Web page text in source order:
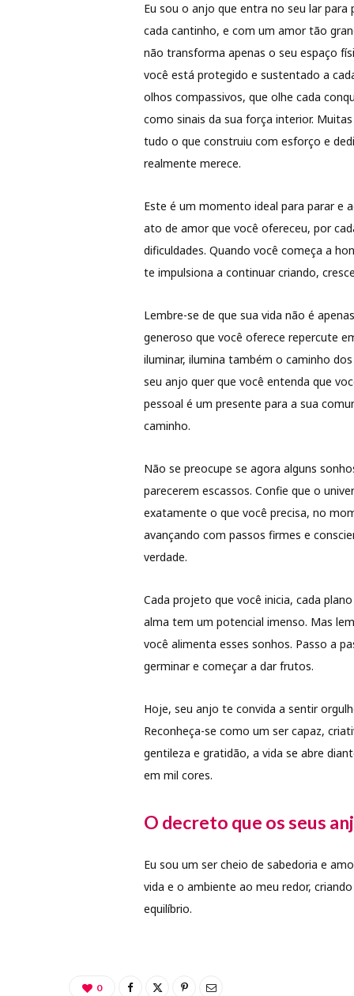
Eu sou o anjo que entra no seu lar para
cada cantinho, e com um amor tão
não transforma apenas o seu espaço
você está protegido e sustentado a
olhos compassivos, que olhe cada
como sinais da sua força interior.
tudo o que construiu com esforço e
realmente merece.
Este é um momento ideal para parar e
ato de amor que você ofereceu, por
dificuldades. Quando você começa a
te impulsiona a continuar criando,
Lembre-se de que sua vida não é
generoso que você oferece repercute
iluminar, ilumina também o caminho
seu anjo quer que você entenda que
pessoal é um presente para a sua
caminho.
Não se preocupe se agora alguns
parecerem escassos. Confie que o
exatamente o que você precisa, no
avançando com passos firmes e
verdade.
Cada projeto que você inicia, cada
alma tem um potencial imenso. Mas
você alimenta esses sonhos. Passo a
germinar e começar a dar frutos.
Hoje, seu anjo te convida a sentir
Reconheça-se como um ser capaz,
gentileza e gratidão, a vida se abre
em mil cores.
O decreto que os seus
Eu sou um ser cheio de sabedoria e
vida e o ambiente ao meu redor,
equilíbrio.
0